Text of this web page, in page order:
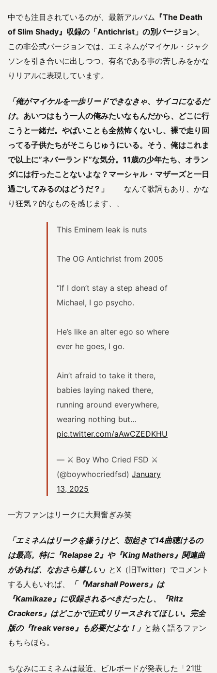
中でも注目されているのが、最新アルバム 『The Death
of Slim Shady』収録の「Antichrist」の別バージョン。
この非公式バージョンでは、エミネムがマイケル・ジャク
ソンを引き合いに出しつつ、有名である事の苦しみをかな
りリアルに表現しています。
「俺がマイケルを一歩リードできなきゃ、サイコになるだ
け。あいつはもう一人の俺みたいなもんだから、どこに行
こうと一緒だ。やばいことも全然怖くないし、裸で走り回
ってる子供たちがそこらじゅうにいる。そう、俺はこれま
で以上に”ネバーランド”な気分。11歳の少年たち、オラン
ダには行ったことないよな？マーシャル・マザーズと一日
過ごしてみるのはどうだ？」
なんて歌詞もあり、かな
り狂気？的なものを感じます、、
This Eminem leak is nuts
The OG Antichrist from 2005
“If I don’t stay a step ahead of
Michael, I go psycho.
He’s like an alter ego so where
ever he goes, I go.
Ain’t afraid to take it there,
babies laying naked there,
running around everywhere,
wearing nothing but…
pic.twitter.com/aAwCZEDKHU
— ⚔️ Boy Who Cried FSD ⚔️
(@boywhocriedfsd) January
13, 2025
一方ファンはリークに大興奮ぎみ笑
「エミネムはリークを嫌うけど、朝起きて14曲聴けるの
は最高。特に『Relapse 2』や『King Mathers』関連曲
があれば、なおさら嬉しい」 とX（旧Twitter）でコメント
する人もいれば、
「『Marshall Powers』は
『Kamikaze』に収録されるべきだったし、『Ritz
Crackers』はどこかで正式リリースされてほしい。完全
版の『freak verse』も必要だよな！」 と熱く語るファン
もちらほら。
ちなみにエミネムは最近、ビルボードが発表した「21世